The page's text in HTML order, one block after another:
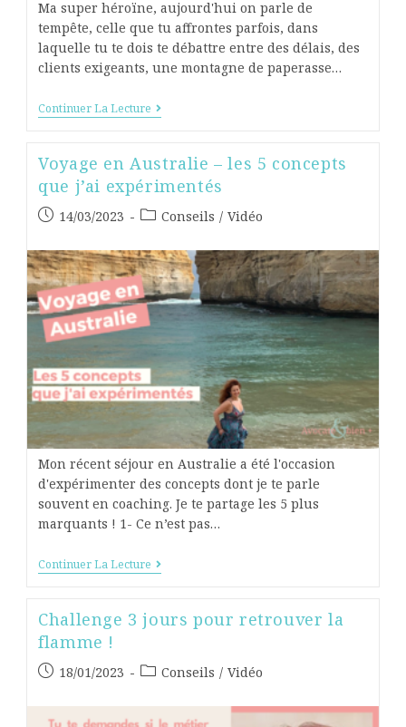
Ma super héroïne, aujourd'hui on parle de
tempête, celle que tu affrontes parfois, dans
laquelle tu te dois te débattre entre des délais, des
clients exigeants, une montagne de paperasse…
Continuer La Lecture
Voyage en Australie – les 5 concepts
que j’ai expérimentés
14/03/2023 Conseils / Vidéo
Mon récent séjour en Australie a été l'occasion
d'expérimenter des concepts dont je te parle
souvent en coaching. Je te partage les 5 plus
marquants ! 1- Ce n’est pas…
Continuer La Lecture
Challenge 3 jours pour retrouver la
flamme !
18/01/2023 Conseils / Vidéo